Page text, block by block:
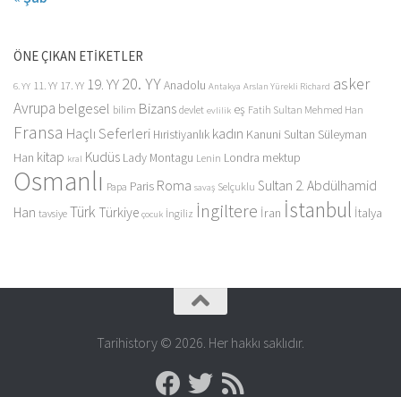
ÖNE ÇIKAN ETİKETLER
6. YY 11. YY 17. YY 19. YY20. YYAnadolu Antakya Arslan Yürekli Richard asker
Avrupa belgesel bilim Bizans devlet evlilik eş Fatih Sultan Mehmed Han
Fransa Haçlı Seferleri Hıristiyanlık kadın Kanuni Sultan Süleyman
Han kitap kral Kudüs Lady Montagu Lenin Londra mektup
Osmanlı Papa Paris Roma savaş Selçuklu Sultan 2. Abdülhamid
Han tavsiye Türk Türkiye çocuk İngiliz İngiltere İran İstanbul İtalya
Tarihistory © 2026. Her hakkı saklıdır.